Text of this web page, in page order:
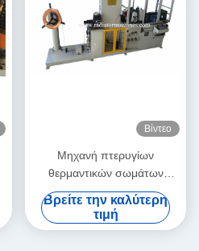
Βίντεο
Μηχανή πτερυγίων
θερμαντικών σωμάτων
χαλκού, πτερύγιο που
κατασκευάζει τη μηχανή τον
πυρήνα 1 - 4 σειρών
Βρείτε την καλύτερη
τιμή